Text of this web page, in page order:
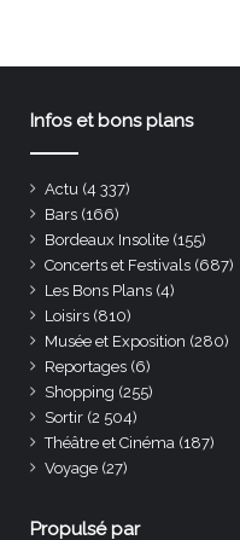
Infos et bons plans
Actu (4 337)
Bars (166)
Bordeaux Insolite (155)
Concerts et Festivals (687)
Les Bons Plans (4)
Loisirs (810)
Musée et Exposition (280)
Reportages (6)
Shopping (255)
Sortir (2 504)
Théâtre et Cinéma (187)
Voyage (27)
Propulsé par